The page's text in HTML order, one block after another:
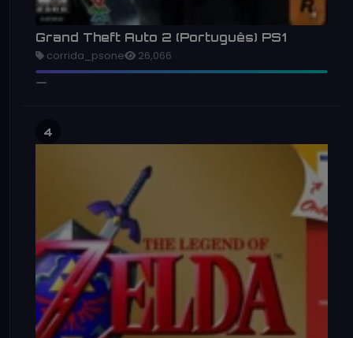
Grand Theft Auto 2 (Português) PS1
corrida_psone 26,066
4